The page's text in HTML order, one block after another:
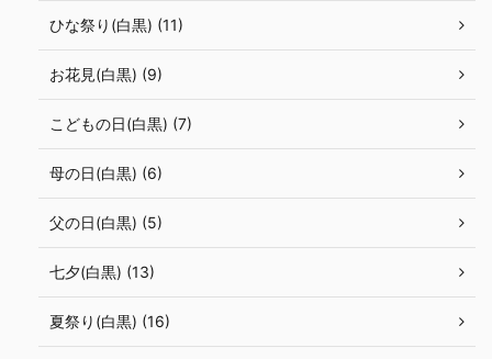
ひな祭り(白黒) (11)
お花見(白黒) (9)
こどもの日(白黒) (7)
母の日(白黒) (6)
父の日(白黒) (5)
七夕(白黒) (13)
夏祭り(白黒) (16)